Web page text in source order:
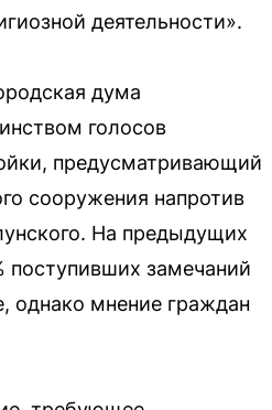
деятельности».
дума
голосов
предусматривающий
сооружения напротив
На предыдущих
поступивших замечаний
однако мнение граждан